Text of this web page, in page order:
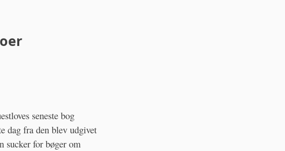
seneste bog
dag fra den blev udgivet
sucker for bøger om